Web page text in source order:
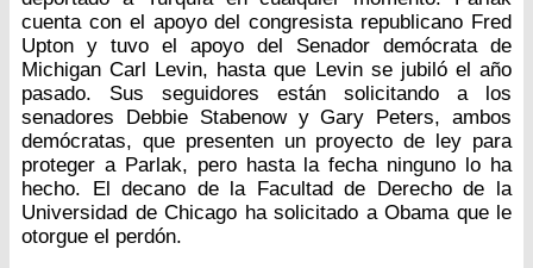
cuenta con el apoyo del congresista republicano Fred
Upton y tuvo el apoyo del Senador demócrata de
Michigan Carl Levin, hasta que Levin se jubiló el año
pasado. Sus seguidores están solicitando a los
senadores Debbie Stabenow y Gary Peters, ambos
demócratas, que presenten un proyecto de ley para
proteger a Parlak, pero hasta la fecha ninguno lo ha
hecho. El decano de la Facultad de Derecho de la
Universidad de Chicago ha solicitado a Obama que le
otorgue el perdón.